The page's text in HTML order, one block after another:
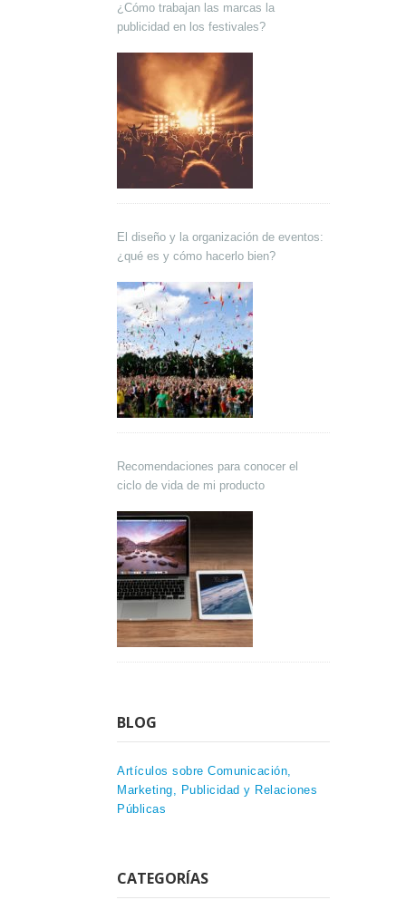
¿Cómo trabajan las marcas la
publicidad en los festivales?
El diseño y la organización de eventos:
¿qué es y cómo hacerlo bien?
Recomendaciones para conocer el
ciclo de vida de mi producto
BLOG
Artículos sobre Comunicación,
Marketing, Publicidad y Relaciones
Públicas
CATEGORÍAS